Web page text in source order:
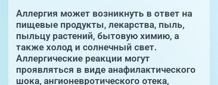
+7 (351) 220-00-03
Аллергия может возникнуть в ответ на
пищевые продукты, лекарства, пыль,
пыльцу растений, бытовую химию, а
также холод и солнечный свет.
Аллергические реакции могут
проявляться в виде анафилактического
шока, ангионевротического отека,